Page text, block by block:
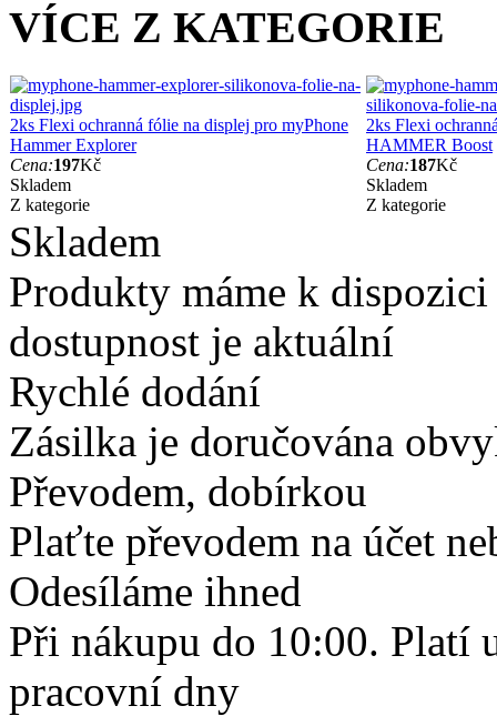
VÍCE Z KATEGORIE
2ks Flexi ochranná fólie na displej pro myPhone
Hammer Explorer
Cena:197Kč
Skladem
Z kategorie
2ks Flexi
HAMMER Boost
Cena:187Kč
Skladem
Z kategorie
Skladem
Produkty máme k
dostupnost je aktuální
Rychlé dodání
Zásilka je doručována
Převodem, dobírkou
Plaťte převodem na účet
Odesíláme ihned
Při nákupu do 10:00. Platí
pracovní dny